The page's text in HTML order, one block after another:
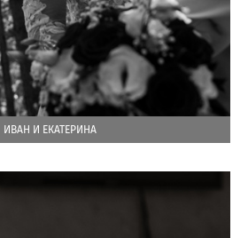
ИВАН И ЕКАТЕРИНА